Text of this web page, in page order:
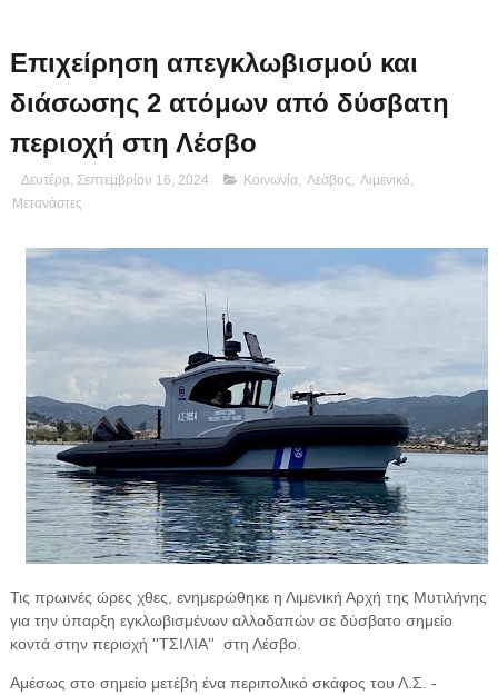
Επιχείρηση απεγκλωβισμού και
διάσωσης 2 ατόμων από δύσβατη
περιοχή στη Λέσβο
Δευτέρα, Σεπτεμβρίου 16, 2024 Κοινωνία, Λεσβος Λιμενικό
Μετανάστες
Τις πρωινές ώρες χθες, ενημερώθηκε η Λιμενική Αρχή της Μυτιλήνης
για την ύπαρξη εγκλωβισμένων αλλοδαπών σε δύσβατο σημείο
κοντά στην περιοχή ''ΤΣΙΛΙΑ'' στη Λέσβο.
Αμέσως στο σημείο μετέβη ένα περιπολικό σκάφος του Λ.Σ. -